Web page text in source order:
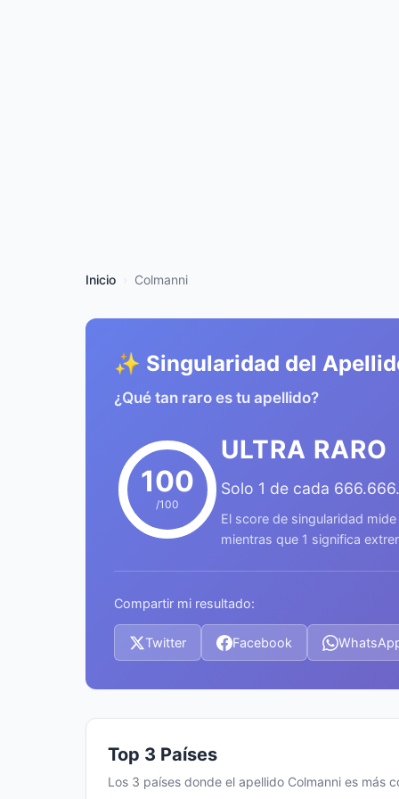
Inicio Colmanni
✨ Singularidad del
¿Qué tan raro es tu apellido?
100
/100
ULTRA RARO
Solo 1 de cada
El score de singularidad
mientras que 1 significa
Compartir mi resultado:
Twitter Facebook
Top 3 Países
Los 3 países donde el apellido Colmanni es más